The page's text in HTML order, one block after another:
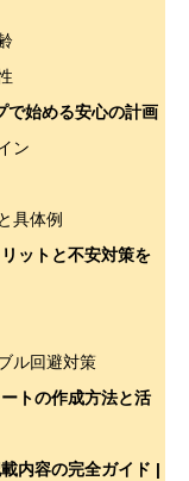
で始める安心の計画
ン
具体例
ットと不安対策を
ル回避対策
トの作成方法と活
内容の完全ガイド |